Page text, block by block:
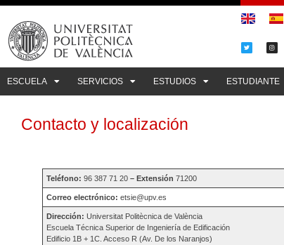
ESCUELA SERVICIOS ESTUDIOS ESTUDIANTE
Contacto y localización
Teléfono:96 387 71 20 – Extensión71200
Correo electrónico: etsie@upv.es
Dirección: Universitat Politècnica de València
Escuela Técnica Superior de Ingeniería de Edificación
Edificio 1B + 1C. Acceso R (Av. De los Naranjos)